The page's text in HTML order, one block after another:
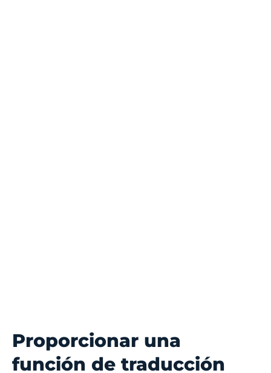
Proporcionar una
función de traducción